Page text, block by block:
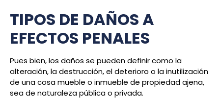
TIPOS DE DAÑOS A
EFECTOS PENALES
Pues bien, los daños se pueden definir como la
alteración, la destrucción, el deterioro o la inutilización
de una cosa mueble o inmueble de propiedad ajena,
sea de naturaleza pública o privada.